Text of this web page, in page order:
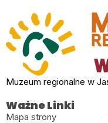
Muzeum regionalne w
Ważne Linki
Mapa strony